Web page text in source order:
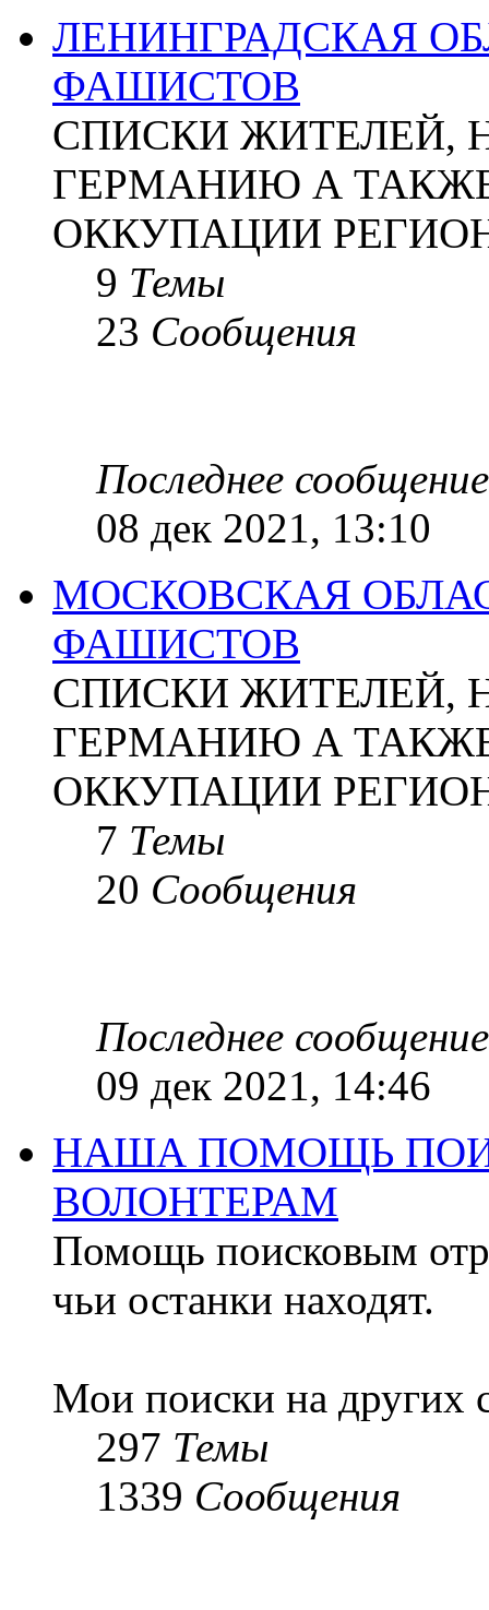
ЛЕНИНГРАДСКАЯ
ФАШИСТОВ
СПИСКИ ЖИТЕЛЕЙ,
ГЕРМАНИЮ А
ОККУПАЦИИ
9 Темы
23 Сообщения
Последнее сообщение
08 дек 2021, 13:10
МОСКОВСКАЯ
ФАШИСТОВ
СПИСКИ ЖИТЕЛЕЙ,
ГЕРМАНИЮ А
ОККУПАЦИИ
7 Темы
20 Сообщения
Последнее сообщение
09 дек 2021, 14:46
НАША ПОМОЩЬ
ВОЛОНТЕРАМ
Помощь поисковым
чьи останки находят.
Мои поиски на других
297 Темы
1339 Сообщения